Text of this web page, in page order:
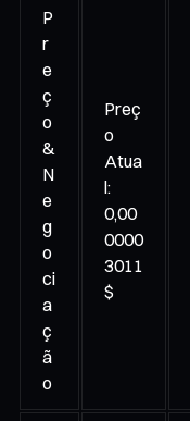
P
r
e
ç
o
&
N
e
g
o
ci
a
ç
ã
o
Preç
o
Atua
l:
0,00
0000
3011
$